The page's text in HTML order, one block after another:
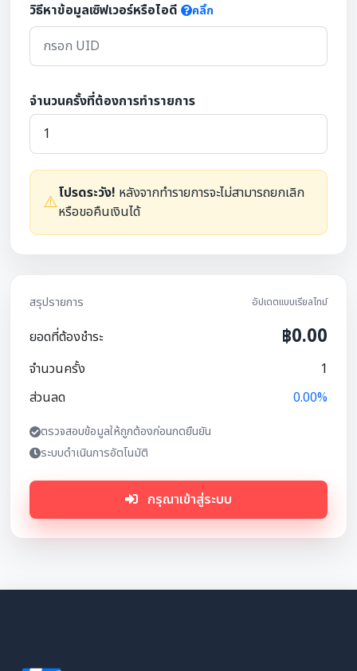
วิธีหาข้อมูลเซิฟเวอร์หรือไอดี คลิ้ก
จำนวนครั้งที่ต้องการทำรายการ
⚠️โปรดระวัง! หลังจากทำรายการจะไม่สามารถยกเลิก
หรือขอคืนเงินได้
สรุปรายการ อัปเดตแบบเรียลไทม์
ยอดที่ต้องชำระ ฿0.00
จำนวนครั้ง
1
ส่วนลด
0.00%
ตรวจสอบข้อมูลให้ถูกต้องก่อนกดยืนยัน
ระบบดำเนินการอัตโนมัติ
กรุณาเข้าสู่ระบบ